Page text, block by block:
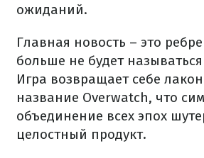
ожиданий.
Главная новость – это
больше не будет
Игра возвращает себе
название Overwatch, что
объединение всех эпох
целостный продукт.